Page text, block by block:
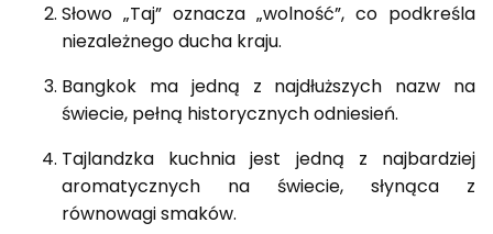
Słowo „Taj” oznacza „wolność”, co podkreśla
niezależnego ducha kraju.
Bangkok ma jedną z najdłuższych nazw na
świecie, pełną historycznych odniesień.
Tajlandzka kuchnia jest jedną z najbardziej
aromatycznych na świecie, słynąca z
równowagi smaków.